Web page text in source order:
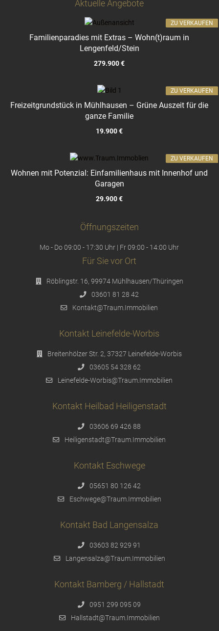
Aktuelle Angebote
Familienparadies mit Extras – Wohn(t)raum in
Lengenfeld/Stein
279.900 €
ZU VERKAUFEN
Freizeitgrundstück in Mühlhausen – Grüne Auszeit für die
ganze Familie
19.900 €
ZU VERKAUFEN
Wohnen mit Potenzial: Einfamilienhaus mit Innenhof und
Garagen
29.900 €
ZU VERKAUFEN
Öffnungszeiten
Mo - Do 09:00 - 17:30 Uhr | Fr 09:00 - 14:00 Uhr
Für Sie vor Ort
Röblingstr. 16, 99974 Mühlhausen/Thüringen
03601 81 28 42
Kontakt@Traum.Immobilien
Kontakt Leinefelde-Worbis
Breitenhölzer Str. 2, 37327 Leinefelde-Worbis
03605 54 328 62
Leinefelde-Worbis@Traum.Immobilien
Kontakt Heilbad Heiligenstadt
03606 69 426 88
Heiligenstadt@Traum.Immobilien
Kontakt Eschwege
05651 80 126 42
Eschwege@Traum.Immobilien
Kontakt Bad Langensalza
03603 82 929 91
Langensalza@Traum.Immobilien
Kontakt Bamberg / Hallstadt
0951 299 095 09
Hallstadt@Traum.Immobilien